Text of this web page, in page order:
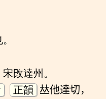
攺達州。
正韻
𠀤他達切，